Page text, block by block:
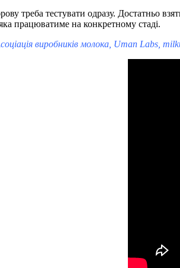
треба тестувати одразу. Достатньо
працюватиме на конкретному стаді.
виробників молока, Uman Labs,